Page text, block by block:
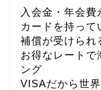
入会金・年会費
カードを持っ
補償が受けられ
お得なレートで
ング
VISAだから世